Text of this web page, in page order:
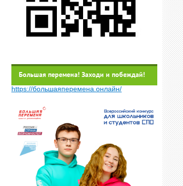
Большая перемена! Заходи и побеждай!
https://большаяперемена.онлайн/